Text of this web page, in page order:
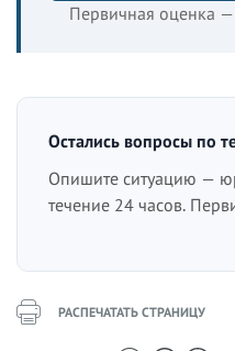
Первичная оценка —
Остались вопросы по
Опишите ситуацию —
течение 24 часов.
РАСПЕЧАТАТЬ СТРАНИЦУ